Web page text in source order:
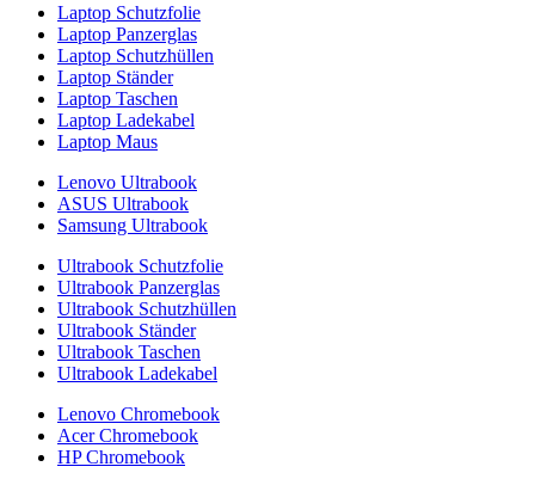
Laptop Schutzfolie
Laptop Panzerglas
Laptop Schutzhüllen
Laptop Ständer
Laptop Taschen
Laptop Ladekabel
Laptop Maus
Lenovo Ultrabook
ASUS Ultrabook
Samsung Ultrabook
Ultrabook Schutzfolie
Ultrabook Panzerglas
Ultrabook Schutzhüllen
Ultrabook Ständer
Ultrabook Taschen
Ultrabook Ladekabel
Lenovo Chromebook
Acer Chromebook
HP Chromebook